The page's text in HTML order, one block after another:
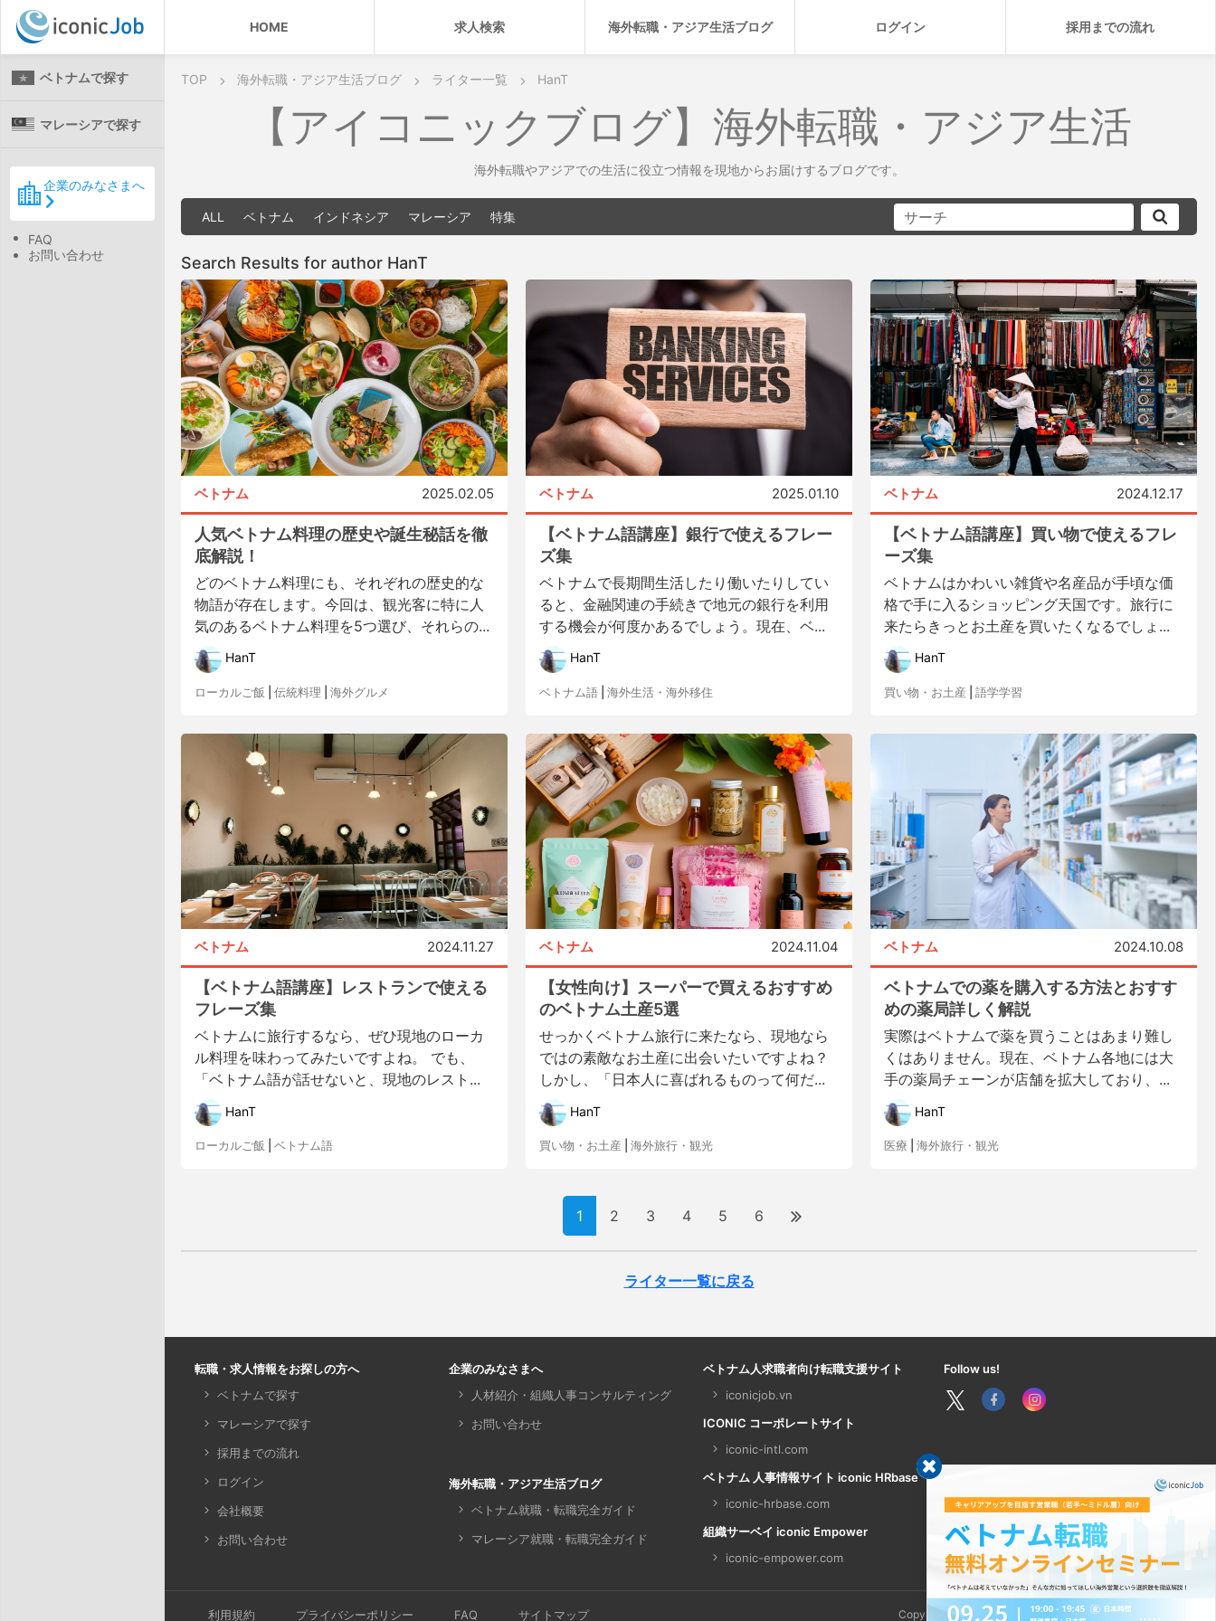
HOME 求人検索 海外転職・アジア生活ブログ ログイン 採用までの流れ
ベトナムで探す
マレーシアで探す
企業のみなさまへ
FAQ
お問い合わせ
TOP 海外転職・アジア生活ブログ ライター一覧 HanT
【アイコニックブログ】海外転職・アジア生活
海外転職やアジアでの生活に役立つ情報を現地からお届けするブログです。
ALL ベトナム インドネシア マレーシア 特集
Search Results for author HanT
ベトナム 2025.02.05
人気ベトナム料理の歴史や誕生秘話を徹
底解説！
どのベトナム料理にも、それぞれの歴史的な
物語が存在します。今回は、観光客に特に人
気のあるベトナム料理を5つ選び、それらの...
HanT
ローカルご飯 伝統料理 海外グルメ
ベトナム 2025.01.10
【ベトナム語講座】銀行で使えるフレー
ズ集
ベトナムで長期間生活したり働いたりしてい
ると、金融関連の手続きで地元の銀行を利用
する機会が何度かあるでしょう。現在、ベ...
HanT
ベトナム語 海外生活・海外移住
ベトナム 2024.12.17
【ベトナム語講座】買い物で使えるフレ
ーズ集
ベトナムはかわいい雑貨や名産品が手頃な価
格で手に入るショッピング天国です。旅行に
来たらきっとお土産を買いたくなるでしょ...
HanT
買い物・お土産 語学学習
ベトナム 2024.11.27
【ベトナム語講座】レストランで使える
フレーズ集
ベトナムに旅行するなら、ぜひ現地のローカ
ル料理を味わってみたいですよね。 でも、
「ベトナム語が話せないと、現地のレスト...
HanT
ローカルご飯 ベトナム語
ベトナム 2024.11.04
【女性向け】スーパーで買えるおすすめ
のベトナム土産5選
せっかくベトナム旅行に来たなら、現地なら
ではの素敵なお土産に出会いたいですよね？
しかし、「日本人に喜ばれるものって何だ...
HanT
買い物・お土産 海外旅行・観光
ベトナム 2024.10.08
ベトナムでの薬を購入する方法とおすす
めの薬局詳しく解説
実際はベトナムで薬を買うことはあまり難し
くはありません。現在、ベトナム各地には大
手の薬局チェーンが店舗を拡大しており、...
HanT
医療 海外旅行・観光
1 2 3 4 5 6
ライター一覧に戻る
転職・求人情報をお探しの方へ
ベトナムで探す
マレーシアで探す
採用までの流れ
ログイン
会社概要
お問い合わせ
企業のみなさまへ
人材紹介・組織人事コンサルティング
お問い合わせ
海外転職・アジア生活ブログ
ベトナム就職・転職完全ガイド
マレーシア就職・転職完全ガイド
ベトナム人求職者向け転職支援サイト
iconicjob.vn
ICONIC コーポレートサイト
iconic-intl.com
ベトナム 人事情報サイト iconic HRbase
iconic-hrbase.com
組織サーベイ iconic Empower
iconic-empower.com
Follow us!
FAQ サイトマップ
利用規約 プライバシーポリシー Copyright © 2026 ICONIC GROUP. All rights reserved.